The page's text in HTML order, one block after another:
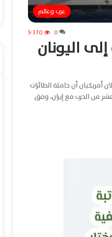
عرب وعالم
0 5٬370
اليونان
مختار العربي أكد مسؤولان أمريكيان أن حاملة الطائرات
من الحرب مع إيران، وفق